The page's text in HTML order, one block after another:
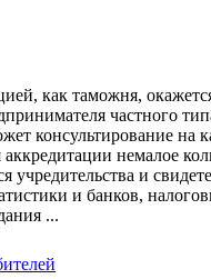
как таможня,
частного
консультирование
немалое
и
и банков,
...